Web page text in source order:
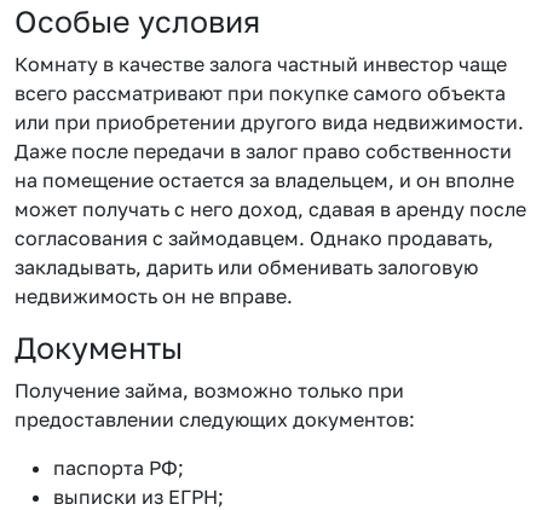
Особые условия
Комнату в качестве залога частный инвестор чаще
всего рассматривают при покупке самого объекта
или при приобретении другого вида недвижимости.
Даже после передачи в залог право собственности
на помещение остается за владельцем, и он вполне
может получать с него доход, сдавая в аренду после
согласования с займодавцем. Однако продавать,
закладывать, дарить или обменивать залоговую
недвижимость он не вправе.
Документы
Получение займа, возможно только при
предоставлении следующих документов:
паспорта РФ;
выписки из ЕГРН;